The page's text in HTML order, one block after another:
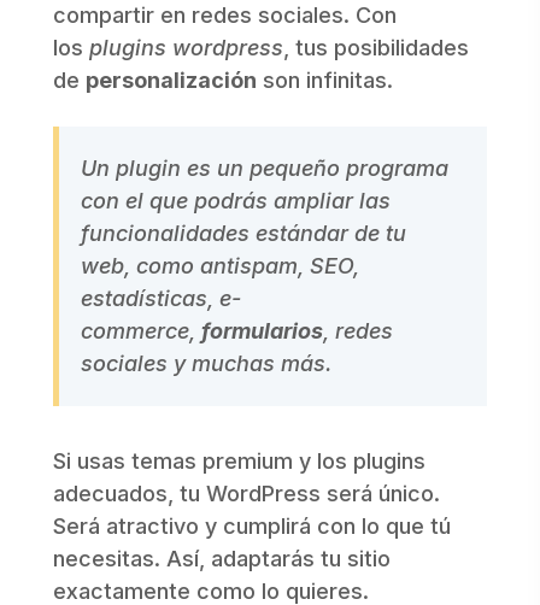
compartir en redes sociales. Con
los plugins wordpress , tus posibilidades
de personalización son infinitas.
Un plugin es un pequeño programa
con el que podrás ampliar las
funcionalidades estándar de tu
web, como antispam, SEO,
estadísticas, e-
commerce,formularios, redes
sociales y muchas más.
Si usas temas premium y los plugins
adecuados, tu WordPress será único.
Será atractivo y cumplirá con lo que tú
necesitas. Así, adaptarás tu sitio
exactamente como lo quieres.